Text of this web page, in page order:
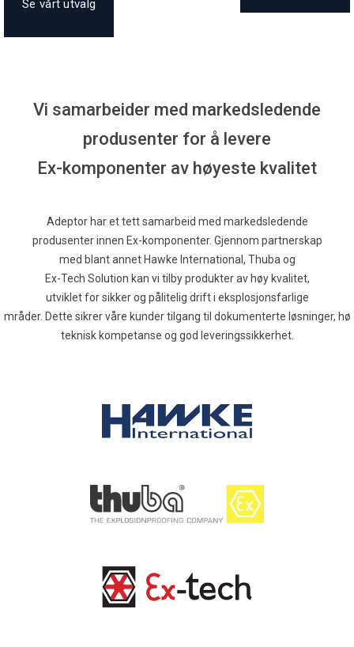
Se vårt utvalg
Vi samarbeider med markedsledende
produsenter for å levere
Ex-komponenter av høyeste kvalitet
Adeptor har et tett samarbeid med markedsledende
produsenter innen Ex-komponenter. Gjennom partnerskap
med blant annet Hawke International, Thuba og
Ex-Tech Solution kan vi tilby produkter av høy kvalitet,
utviklet for sikker og pålitelig drift i eksplosjonsfarlige
Dette sikrer våre kunder tilgang til dokumenterte løsninger,
teknisk kompetanse og god leveringssikkerhet.